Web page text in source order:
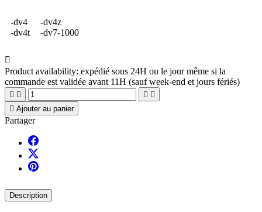
-dv4
-dv4t
-dv4z
-dv7-1000

Product availability: expédié sous 24H ou le jour même si la
commande est validée avant 11H (sauf week-end et jours fériés)
   
 Ajouter au panier
Partager
Description